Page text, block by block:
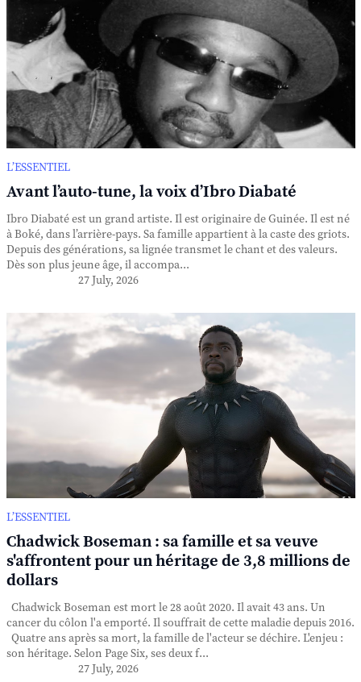
L’ESSENTIEL
Avant l’auto-tune, la voix d’Ibro Diabaté
Ibro Diabaté est un grand artiste. Il est originaire de Guinée. Il est né
à Boké, dans l’arrière-pays. Sa famille appartient à la caste des griots.
Depuis des générations, sa lignée transmet le chant et des valeurs.
Dès son plus jeune âge, il accompa...
27 July, 2026
L’ESSENTIEL
Chadwick Boseman : sa famille et sa veuve
s'affrontent pour un héritage de 3,8 millions de
dollars
Chadwick Boseman est mort le 28 août 2020. Il avait 43 ans. Un
cancer du côlon l'a emporté. Il souffrait de cette maladie depuis 2016.
Quatre ans après sa mort, la famille de l'acteur se déchire. L'enjeu :
son héritage. Selon Page Six, ses deux f...
27 July, 2026